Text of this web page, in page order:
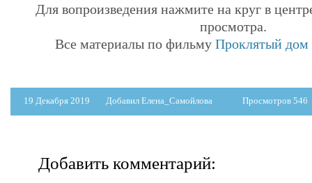
Для вопроизведения нажмите на круг в
просмотра.
Все материалы по фильмуПроклятый дом
19 Декабря 2019 Добавил Елена_Самойлова Просмотров 546
Добавить комментарий: